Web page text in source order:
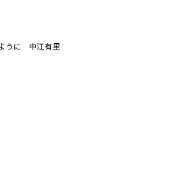
うに 中江有里